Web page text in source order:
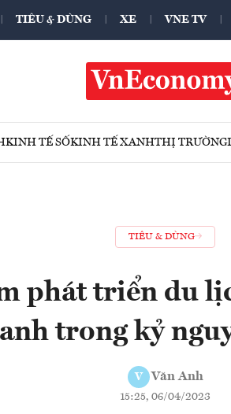
TIÊU & DÙNG XE VNE TV
KINH TẾ SỐKINH TẾ XANHTHỊ TRƯỜNG
TIÊU & DÙNG
phát triển du
trong kỷ
V Văn Anh
15:25, 06/04/2023